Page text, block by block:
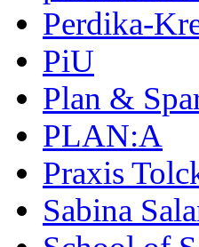
Perdika-
PiU
Plan &
PLAN:A
Praxis
Sabina